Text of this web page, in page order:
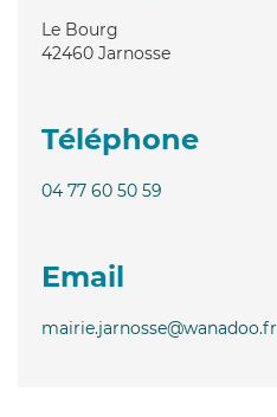
Le Bourg
42460 Jarnosse
Téléphone
04 77 60 50 59
Email
mairie.jarnosse@wanadoo.fr